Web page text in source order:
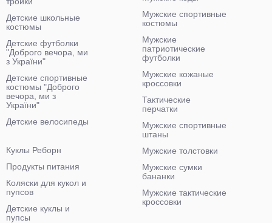
Детские школьные
костюмы
Детские футболки
"Доброго вечора, ми
з України"
Детские спортивные
костюмы "Доброго
вечора, ми з
України"
Детские велосипеды
Мужские спортивные
костюмы
Мужские
патриотические
футболки
Мужские кожаные
кроссовки
Тактические
перчатки
Мужские спортивные
штаны
Мужские толстовки
Мужские сумки
бананки
Мужские тактические
кроссовки
Куклы Реборн
Продукты питания
Коляски для кукол и
пупсов
Детские куклы и
пупсы